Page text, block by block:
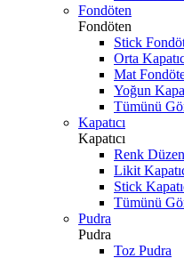
Fondöten
Fondöten
Stick
Orta
Mat
Yoğun
Tümünü
Kapatıcı
Kapatıcı
Renk
Likit
Stick
Tümünü
Pudra
Pudra
Toz Pudra